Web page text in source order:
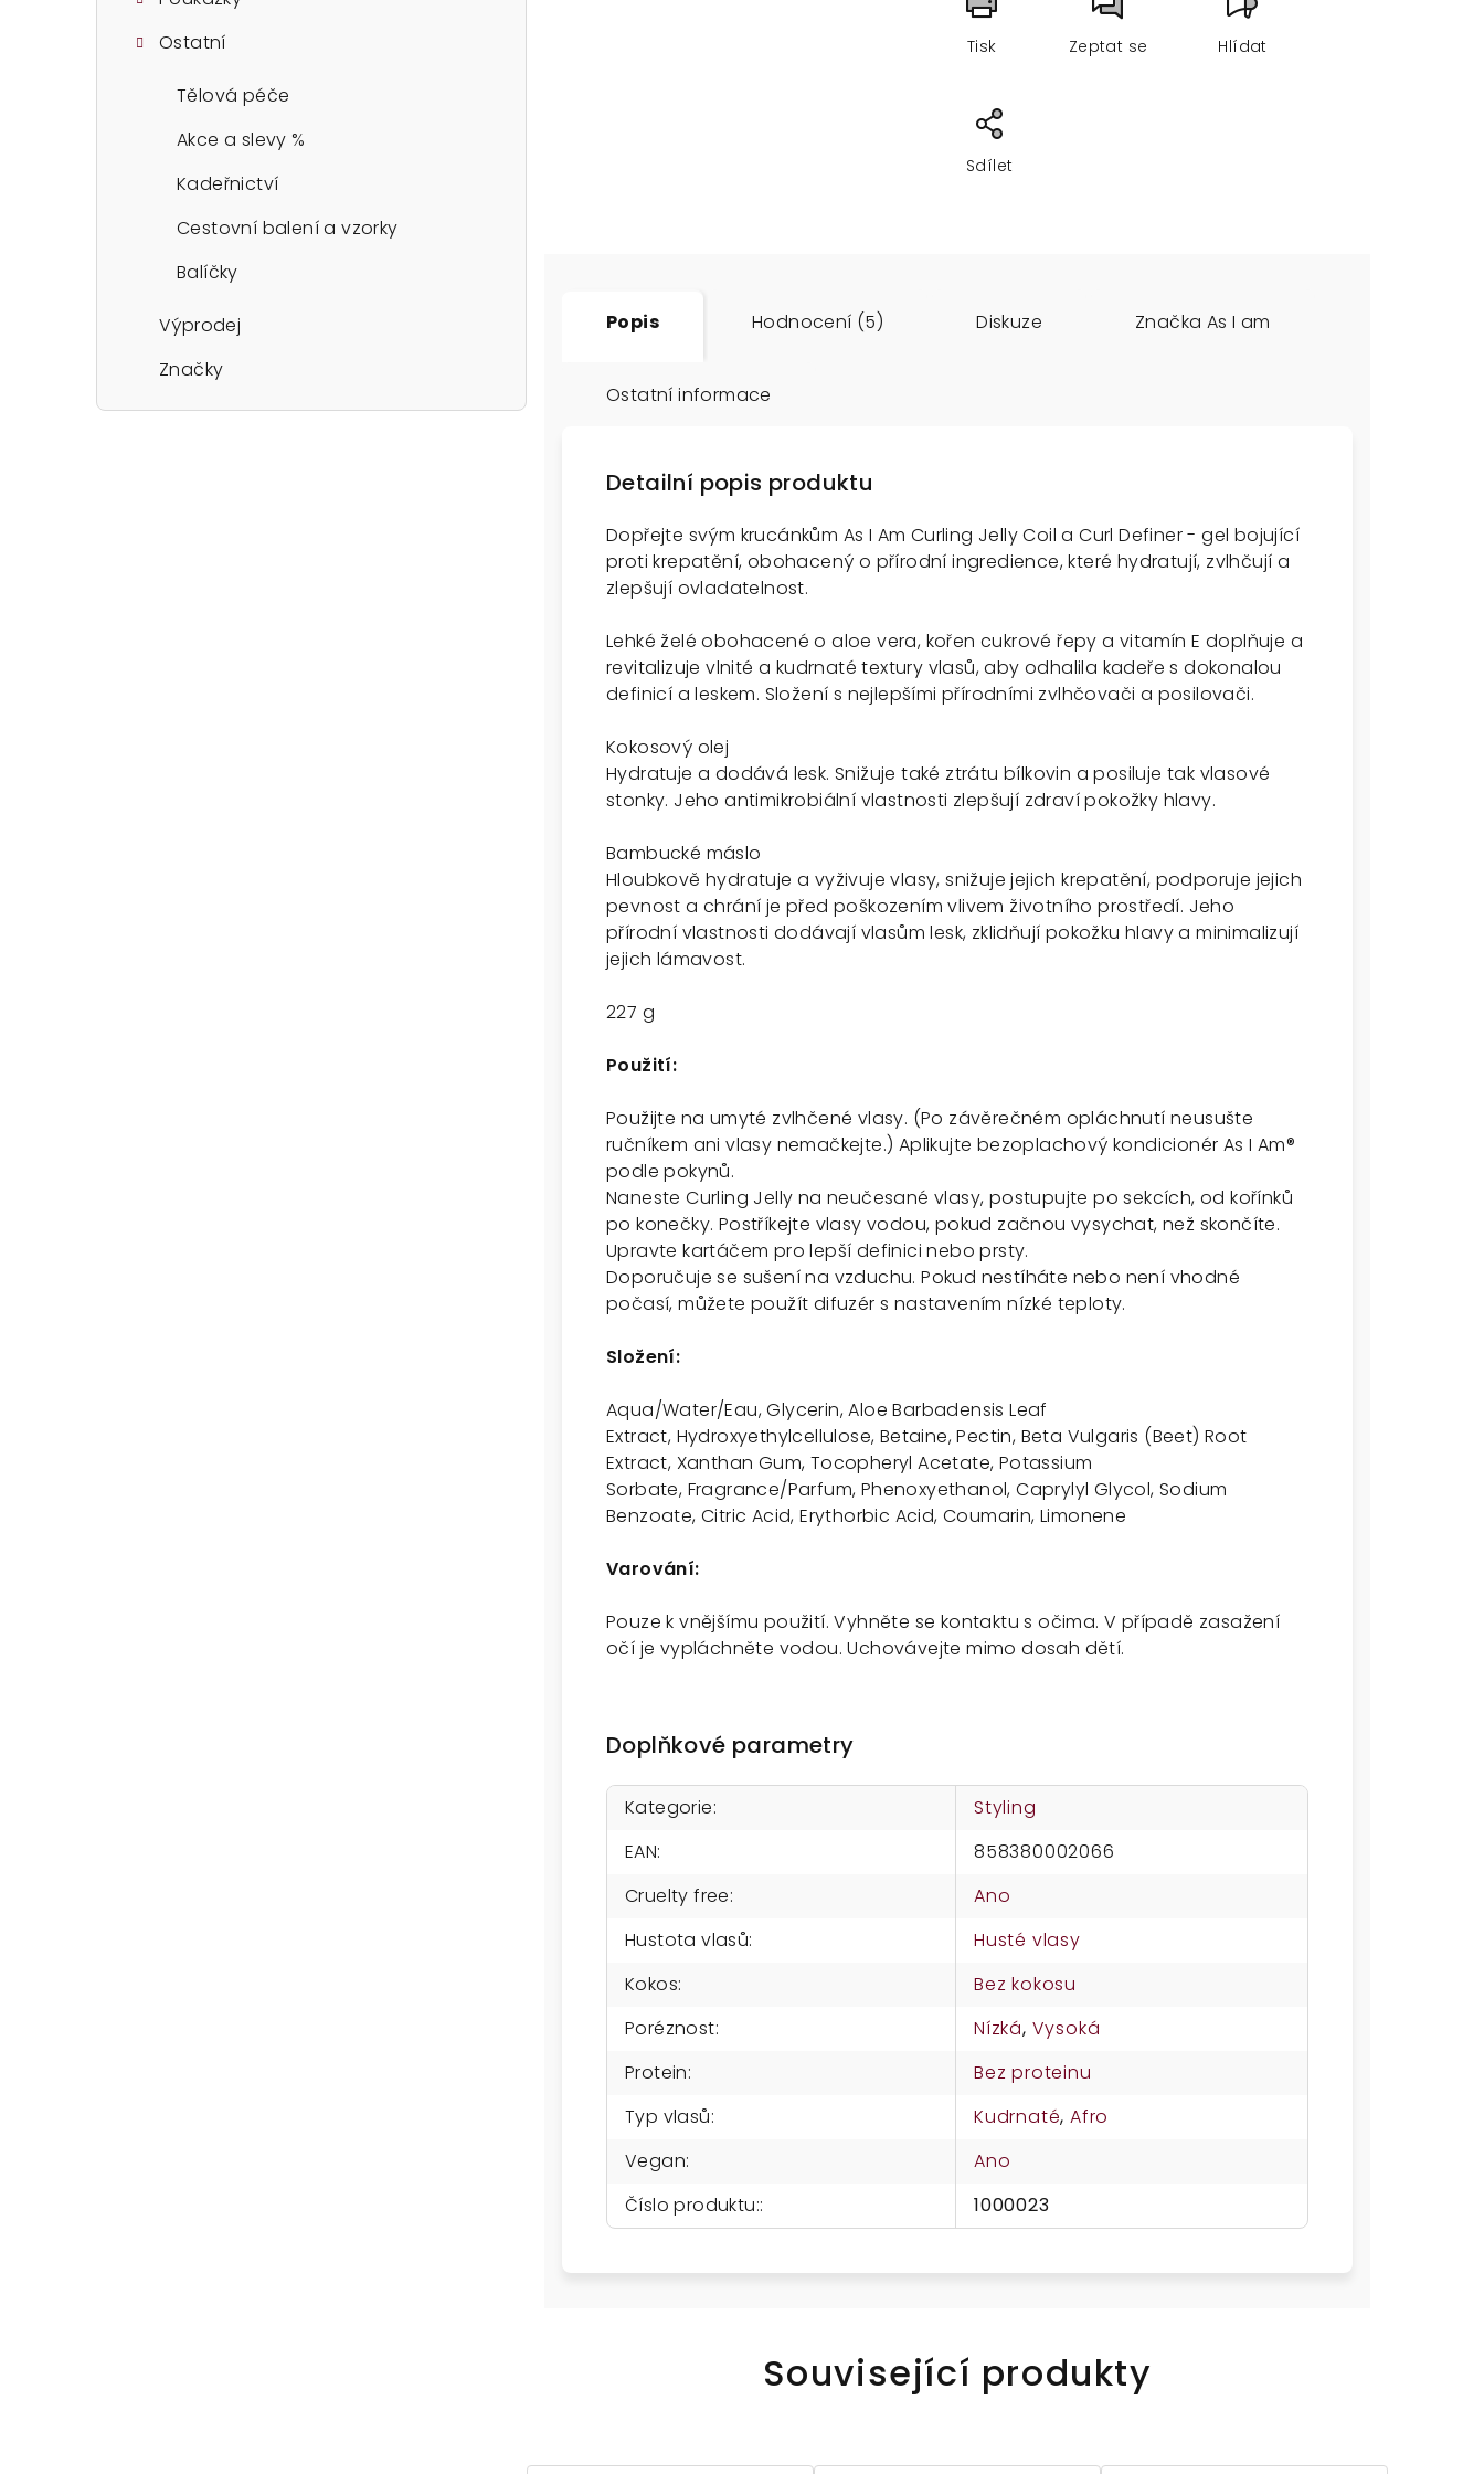
Ostatní
Tělová péče
Akce a slevy %
Kadeřnictví
Cestovní balení a vzorky
Balíčky
Výprodej
Značky
Tisk Zeptat se Hlídat
Sdílet
Popis Hodnocení (5) Diskuze Značka As I am
Ostatní informace
Detailní popis produktu
Dopřejte svým krucánkům As I Am Curling Jelly Coil a Curl Definer - gel bojující
proti krepatění, obohacený o přírodní ingredience, které hydratují, zvlhčují a
zlepšují ovladatelnost.
Lehké želé obohacené o aloe vera, kořen cukrové řepy a vitamín E doplňuje a
revitalizuje vlnité a kudrnaté textury vlasů, aby odhalila kadeře s dokonalou
definicí a leskem. Složení s nejlepšími přírodními zvlhčovači a posilovači.
Kokosový olej
Hydratuje a dodává lesk. Snižuje také ztrátu bílkovin a posiluje tak vlasové
stonky. Jeho antimikrobiální vlastnosti zlepšují zdraví pokožky hlavy.
Bambucké máslo
Hloubkově hydratuje a vyživuje vlasy, snižuje jejich krepatění, podporuje jejich
pevnost a chrání je před poškozením vlivem životního prostředí. Jeho
přírodní vlastnosti dodávají vlasům lesk, zklidňují pokožku hlavy a minimalizují
jejich lámavost.
227 g
Použití:
Použijte na umyté zvlhčené vlasy. (Po závěrečném opláchnutí neusušte
ručníkem ani vlasy nemačkejte.) Aplikujte bezoplachový kondicionér As I Am®
podle pokynů.
Naneste Curling Jelly na neučesané vlasy, postupujte po sekcích, od kořínků
po konečky. Postříkejte vlasy vodou, pokud začnou vysychat, než skončíte.
Upravte kartáčem pro lepší definici nebo prsty.
Doporučuje se sušení na vzduchu. Pokud nestíháte nebo není vhodné
počasí, můžete použít difuzér s nastavením nízké teploty.
Složení:
Aqua/Water/Eau, Glycerin, Aloe Barbadensis Leaf
Extract, Hydroxyethylcellulose, Betaine, Pectin, Beta Vulgaris (Beet) Root
Extract, Xanthan Gum, Tocopheryl Acetate, Potassium
Sorbate, Fragrance/Parfum, Phenoxyethanol, Caprylyl Glycol, Sodium
Benzoate, Citric Acid, Erythorbic Acid, Coumarin, Limonene
Varování:
Pouze k vnějšímu použití. Vyhněte se kontaktu s očima. V případě zasažení
očí je vypláchněte vodou. Uchovávejte mimo dosah dětí.
Doplňkové parametry
Kategorie:
Styling
EAN:
858380002066
Cruelty free:
Ano
Hustota vlasů:
Husté vlasy
Kokos:
Bez kokosu
Poréznost: Nízká, Vysoká
Protein:
Bez proteinu
Typ vlasů: Kudrnaté,Afro
Vegan:
Ano
Číslo produktu:: 1000023
Související produkty